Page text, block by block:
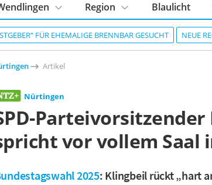
FÜR EHEMALIGE BRENNBAR GESUCHT NEUE
Region Blaulicht
Artikel
Nürtingen
vor vollem Saal
2025: Klingbeil rückt „hart